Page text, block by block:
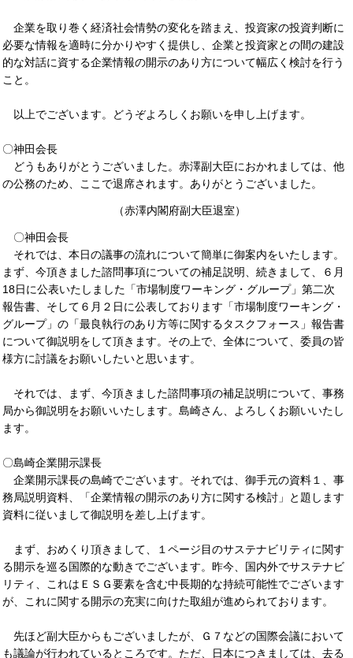
企業を取り巻く経済社会情勢の変化を踏まえ、投資家の投資判断に
必要な情報を適時に分かりやすく提供し、企業と投資家との間の建設
的な対話に資する企業情報の開示のあり方について幅広く検討を行う
こと。
以上でございます。どうぞよろしくお願いを申し上げます。
〇神田会長
どうもありがとうございました。赤澤副大臣におかれましては、他
の公務のため、ここで退席されます。ありがとうございました。
（赤澤内閣府副大臣退室）
〇神田会長
それでは、本日の議事の流れについて簡単に御案内をいたします。
まず、今頂きました諮問事項についての補足説明、続きまして、６月
18日に公表いたしました「市場制度ワーキング・グループ」第二次
報告書、そして６月２日に公表しております「市場制度ワーキング・
グループ」の「最良執行のあり方等に関するタスクフォース」報告書
について御説明をして頂きます。その上で、全体について、委員の皆
様方に討議をお願いしたいと思います。
それでは、まず、今頂きました諮問事項の補足説明について、事務
局から御説明をお願いいたします。島崎さん、よろしくお願いいたし
ます。
〇島崎企業開示課長
企業開示課長の島崎でございます。それでは、御手元の資料１、事
務局説明資料、「企業情報の開示のあり方に関する検討」と題します
資料に従いまして御説明を差し上げます。
まず、おめくり頂きまして、１ページ目のサステナビリティに関す
る開示を巡る国際的な動きでございます。昨今、国内外でサステナビ
リティ、これはＥＳＧ要素を含む中長期的な持続可能性でございます
が、これに関する開示の充実に向けた取組が進められております。
先ほど副大臣からもございましたが、Ｇ７などの国際会議において
も議論が行われているところです。ただ、日本につきましては、去る